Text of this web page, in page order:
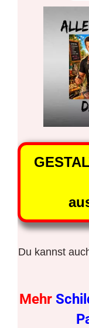
Du kannst
Mehr